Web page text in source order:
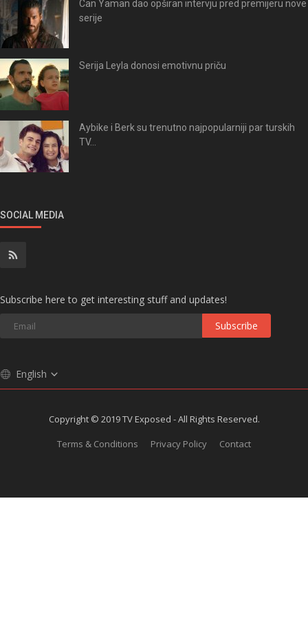
Can Yaman dao opširan intervju pred premijeru nove
serije
Serija Leyla donosi emotivnu priču
Aybike i Berk su trenutno najpopularniji par turskih
TV...
SOCIAL MEDIA
Subscribe here to get interesting stuff and updates!
Subscribe
English
Copyright © 2019 TV Exposed - All Rights Reserved.
Terms & Conditions
Privacy Policy Contact